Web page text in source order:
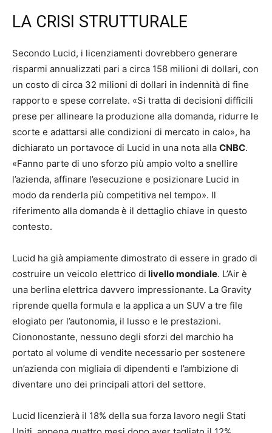
LA CRISI STRUTTURALE
Secondo Lucid, i licenziamenti dovrebbero generare
risparmi annualizzati pari a circa 158 milioni di dollari, con
un costo di circa 32 milioni di dollari in indennità di fine
rapporto e spese correlate. «Si tratta di decisioni difficili
prese per allineare la produzione alla domanda, ridurre le
scorte e adattarsi alle condizioni di mercato in calo», ha
dichiarato un portavoce di Lucid in una nota alla CNBC.
«Fanno parte di uno sforzo più ampio volto a snellire
l’azienda, affinare l’esecuzione e posizionare Lucid in
modo da renderla più competitiva nel tempo». Il
riferimento alla domanda è il dettaglio chiave in questo
contesto.
Lucid ha già ampiamente dimostrato di essere in grado di
costruire un veicolo elettrico di livello mondiale. L’Air è
una berlina elettrica davvero impressionante. La Gravity
riprende quella formula e la applica a un SUV a tre file
elogiato per l’autonomia, il lusso e le prestazioni.
Ciononostante, nessuno degli sforzi del marchio ha
portato al volume di vendite necessario per sostenere
un’azienda con migliaia di dipendenti e l’ambizione di
diventare uno dei principali attori del settore.
Lucid licenzierà il 18% della sua forza lavoro negli Stati